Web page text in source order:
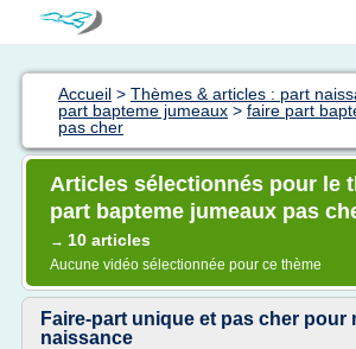
Accueil > Thèmes & articles : part
part bapteme jumeaux > faire part
pas cher
Articles sélectionnés pour le
part bapteme jumeaux pas
→ 10 articles
Aucune vidéo sélectionnée pour ce thème
Faire-part unique et pas cher pour
naissance